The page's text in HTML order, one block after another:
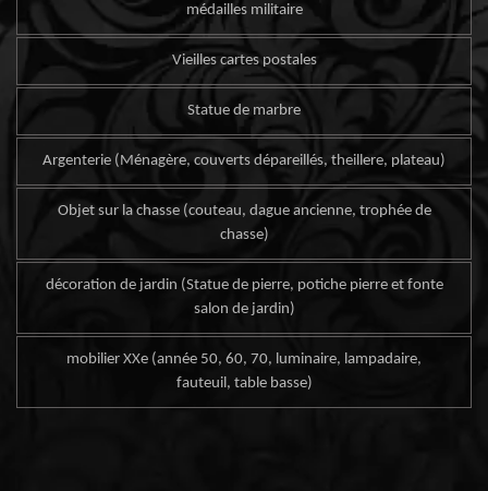
médailles militaire
Vieilles cartes postales
Statue de marbre
Argenterie (Ménagère, couverts dépareillés, theillere, plateau)
Objet sur la chasse (couteau, dague ancienne, trophée de
chasse)
décoration de jardin (Statue de pierre, potiche pierre et fonte
salon de jardin)
mobilier XXe (année 50, 60, 70, luminaire, lampadaire,
fauteuil, table basse)